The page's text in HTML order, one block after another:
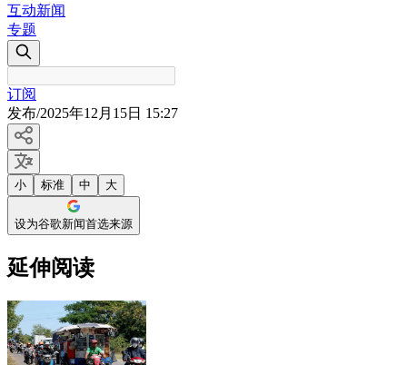
互动新闻
专题
订阅
发布/2025年12月15日 15:27
小 标准 中 大
设为谷歌新闻首选来源
延伸阅读